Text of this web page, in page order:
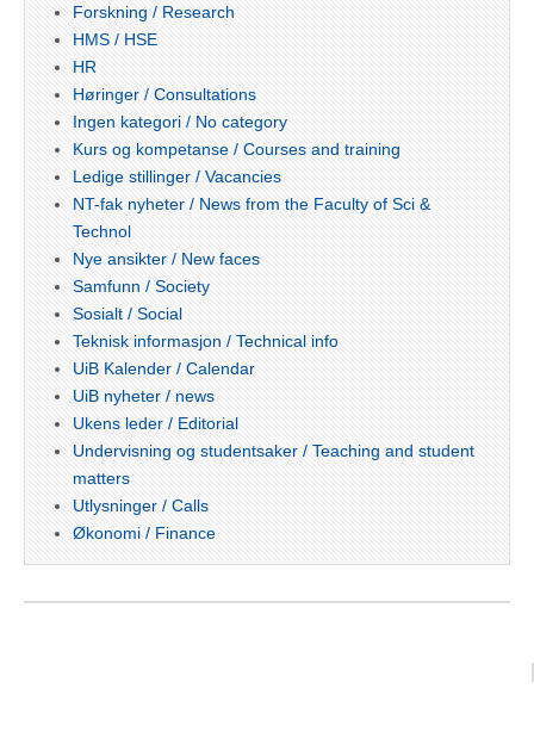
Forskning / Research
HMS / HSE
HR
Høringer / Consultations
Ingen kategori / No category
Kurs og kompetanse / Courses and training
Ledige stillinger / Vacancies
NT-fak nyheter / News from the Faculty of Sci &
Technol
Nye ansikter / New faces
Samfunn / Society
Sosialt / Social
Teknisk informasjon / Technical info
UiB Kalender / Calendar
UiB nyheter / news
Ukens leder / Editorial
Undervisning og studentsaker / Teaching and student
matters
Utlysninger / Calls
Økonomi / Finance